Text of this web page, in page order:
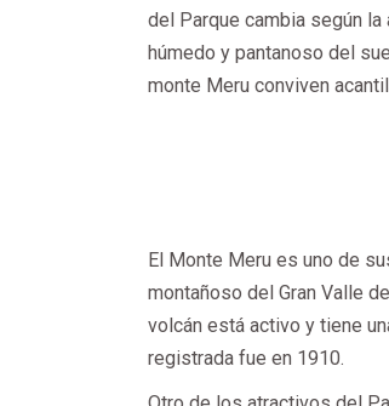
del Parque cambia según
húmedo y pantanoso del
monte Meru conviven
El Monte Meru es uno de
montañoso del Gran Valle
volcán está activo y tiene
registrada fue en 1910.